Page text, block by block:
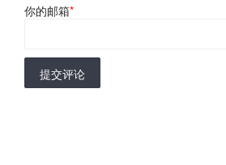
你的邮箱*
提交评论